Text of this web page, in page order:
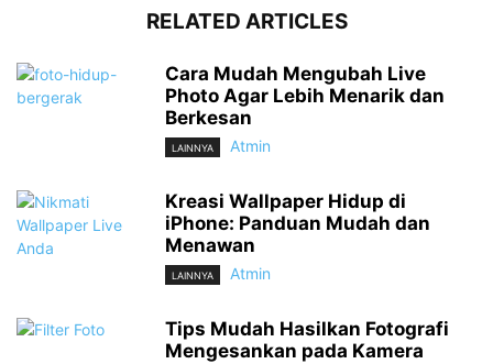
RELATED ARTICLES
Cara Mudah Mengubah Live
Photo Agar Lebih Menarik dan
Berkesan
LAINNYA Atmin
Kreasi Wallpaper Hidup di
iPhone: Panduan Mudah dan
Menawan
LAINNYA Atmin
Tips Mudah Hasilkan Fotografi
Mengesankan pada Kamera